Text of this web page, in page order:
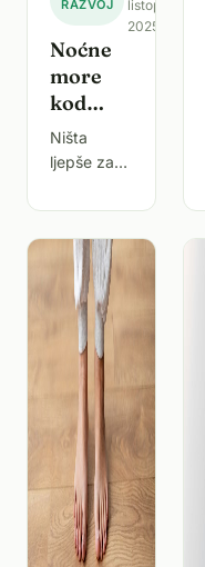
RAZVOJ
listopada
2025.
Noćne
more
kod
djece
Ništa
ljepše za
roditelja,
nakon
napornog
dana
vidjeti
svoje dijete
navečer
usnulo,
mirno,
spokojno,
koje se čak
povremeno
i nasmiješi
u snu.
Nema